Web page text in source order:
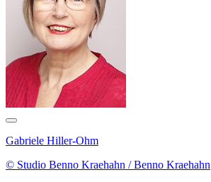
Gabriele Hiller-Ohm
© Studio Benno Kraehahn / Benno Kraehahn